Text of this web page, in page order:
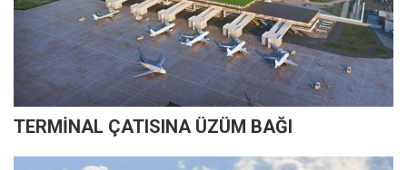
TERMİNAL ÇATISINA ÜZÜM BAĞI